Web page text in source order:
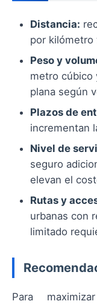
Distancia:
por kilómetro
Peso y
metro cúbico
plana según
Plazos de
incrementan
Nivel de
seguro
elevan el
Rutas y
urbanas con
limitado
Para